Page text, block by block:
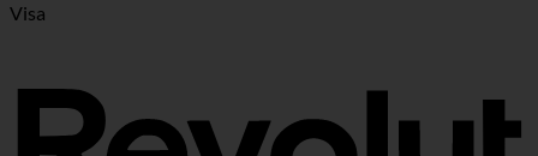
Visa